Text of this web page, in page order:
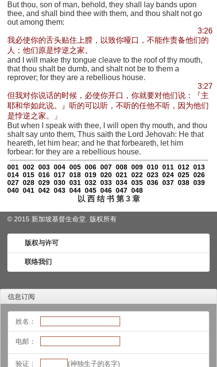
But thou, son of man, behold, they shall lay bands upon
thee, and shall bind thee with them, and thou shalt not go
out among them:
3:26
我必使你的舌头贴住上膛，以致你哑口，不能作责备他们的
人；他们原是悖逆之家。
and I will make thy tongue cleave to the roof of thy mouth,
that thou shalt be dumb, and shalt not be to them a
reprover; for they are a rebellious house.
3:27
但我对你说话的时候，必使你开口，你就要对他们说：『主
耶和华如此说。』听的可以听，不听的任他不听，因为他们
是悖逆之家。」
But when I speak with thee, I will open thy mouth, and thou
shalt say unto them, Thus saith the Lord Jehovah: He that
heareth, let him hear; and he that forbeareth, let him
forbear: for they are a rebellious house.
001 002 003 004 005 006 007 008 009 010 011 012 013
014 015 016 017 018 019 020 021 022 023 024 025 026
027 028 029 030 031 032 033 034 035 036 037 038 039
040 041 042 043 044 045 046 047 048
以 西 结 书 第 3 章
© 2015 新加坡基督生命堂. 版权所有
版权与许可
联络我们
信息订阅
姓名：
电邮：
验证： (神独生子的名字)